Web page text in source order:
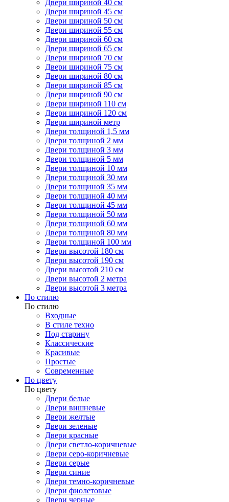
Двери шириной 40 см
Двери шириной 45 см
Двери шириной 50 см
Двери шириной 55 см
Двери шириной 60 см
Двери шириной 65 см
Двери шириной 70 см
Двери шириной 75 см
Двери шириной 80 см
Двери шириной 85 см
Двери шириной 90 см
Двери шириной 110 см
Двери шириной 120 см
Двери шириной метр
Двери толщиной 1,5 мм
Двери толщиной 2 мм
Двери толщиной 3 мм
Двери толщиной 5 мм
Двери толщиной 10 мм
Двери толщиной 30 мм
Двери толщиной 35 мм
Двери толщиной 40 мм
Двери толщиной 45 мм
Двери толщиной 50 мм
Двери толщиной 60 мм
Двери толщиной 80 мм
Двери толщиной 100 мм
Двери высотой 180 см
Двери высотой 190 см
Двери высотой 210 см
Двери высотой 2 метра
Двери высотой 3 метра
По стилю
По стилю
Входные
В стиле техно
Под старину
Классические
Красивые
Простые
Современные
По цвету
По цвету
Двери белые
Двери вишневые
Двери желтые
Двери зеленые
Двери красные
Двери светло-коричневые
Двери серо-коричневые
Двери серые
Двери синие
Двери темно-коричневые
Двери фиолетовые
Двери черные